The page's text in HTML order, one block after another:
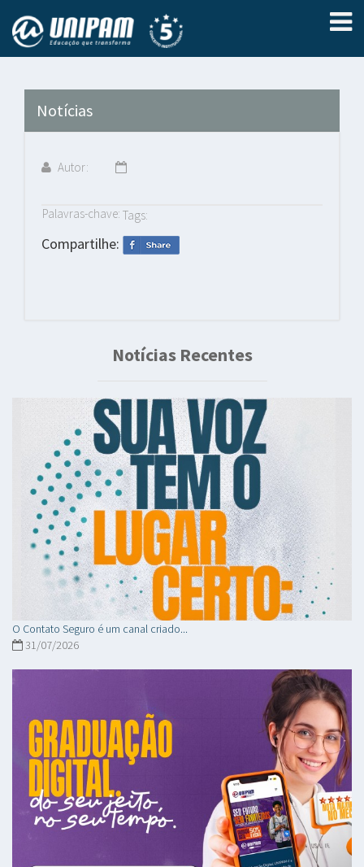
Notícias
Autor:
Palavras-chave: Tags:
Compartilhe:
Notícias Recentes
O Contato Seguro é um canal criado...
31/07/2026